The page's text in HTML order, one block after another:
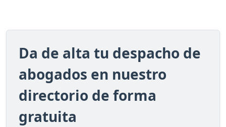
Da de alta tu despacho de
abogados en nuestro
directorio de forma
gratuita